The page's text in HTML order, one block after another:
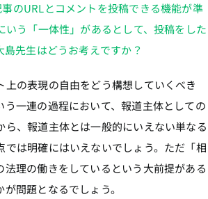
のURLとコメントを投稿できる機能が準
う「一体性」があるとして、投稿をした
先生はどうお考えですか？
の表現の自由をどう構想していくべき
一連の過程において、報道主体としての
、報道主体とは一般的にいえない単なる
は明確にはいえないでしょう。ただ「相
理の働きをしているという大前提がある
問題となるでしょう。